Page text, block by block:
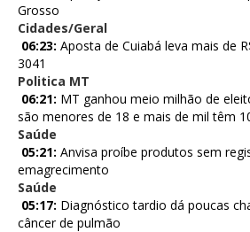
Grosso
Cidades/Geral
06:23: Aposta de Cuiabá leva mais de
3041
Politica MT
06:21: MT ganhou meio milhão de
são menores de 18 e mais de mil têm
Saúde
05:21: Anvisa proíbe produtos sem
emagrecimento
Saúde
05:17: Diagnóstico tardio dá poucas
câncer de pulmão